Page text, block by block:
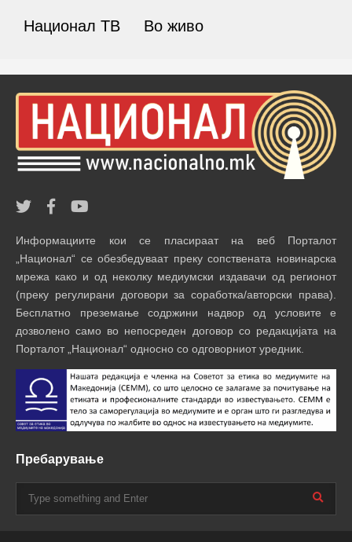
Национал ТВ Во живо
Информациите кои се пласираат на веб Порталот
„Национал“ се обезбедуваат преку сопствената новинарска
мрежа како и од неколку медиумски издавачи од регионот
(преку регулирани договори за соработка/авторски права).
Бесплатно преземање содржини надвор од условите е
дозволено само во непосреден договор со редакцијата на
Порталот „Национал“ односно со одговорниот уредник.
Пребарување